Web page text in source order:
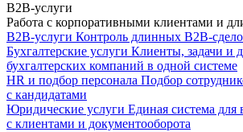
B2B-услуги
Работа с корпоративными клиентами и
B2B-услуги Контроль длинных B2B-
Бухгалтерские услуги Клиенты, задачи и
бухгалтерских компаний в одной системе
HR и подбор персонала Подбор
с кандидатами
Юридические услуги Единая система для
с клиентами и документооборота